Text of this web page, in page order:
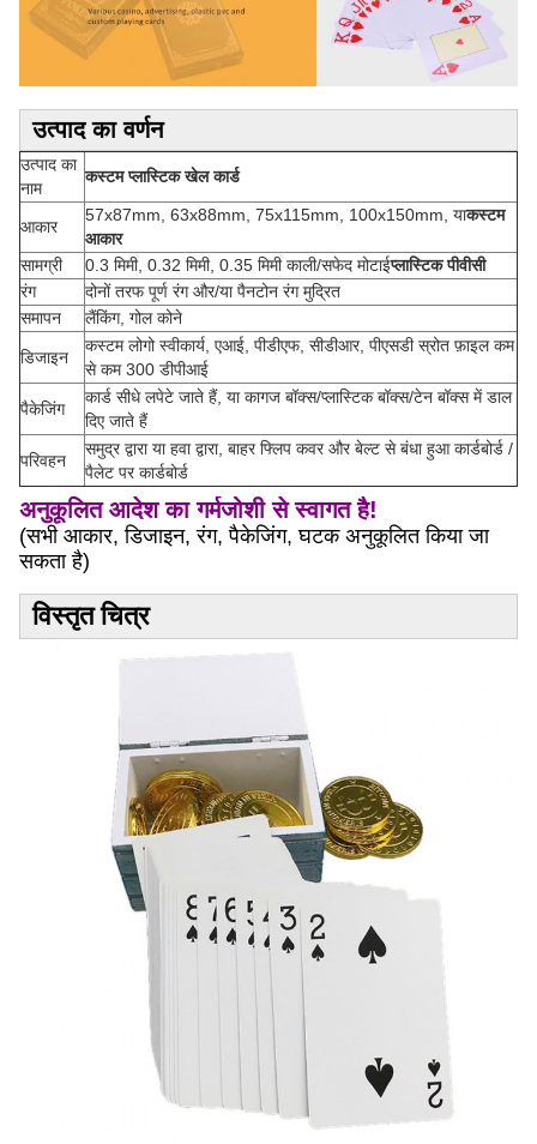
उत्पाद का वर्णन
उत्पाद का
नाम
कस्टम प्लास्टिक खेल कार्ड
आकार
57x87mm, 63x88mm, 75x115mm, 100x150mm, याकस्टम
आकार
सामग्री
0.3 मिमी, 0.32 मिमी, 0.35 मिमी काली/सफेद मोटाईप्लास्टिक पीवीसी
रंग
दोनों तरफ पूर्ण रंग और/या पैनटोन रंग मुद्रित
समापन
लैंकिंग, गोल कोने
डिजाइन
कस्टम लोगो स्वीकार्य, एआई, पीडीएफ, सीडीआर, पीएसडी स्रोत फ़ाइल कम
से कम 300 डीपीआई
पैकेजिंग
कार्ड सीधे लपेटे जाते हैं, या कागज बॉक्स/प्लास्टिक बॉक्स/टेन बॉक्स में डाल
दिए जाते हैं
परिवहन
समुद्र द्वारा या हवा द्वारा, बाहर फ्लिप कवर और बेल्ट से बंधा हुआ कार्डबोर्ड /
पैलेट पर कार्डबोर्ड
अनुकूलित आदेश का गर्मजोशी से स्वागत है!
(सभी आकार, डिजाइन, रंग, पैकेजिंग, घटक अनुकूलित किया जा
सकता है)
विस्तृत चित्र